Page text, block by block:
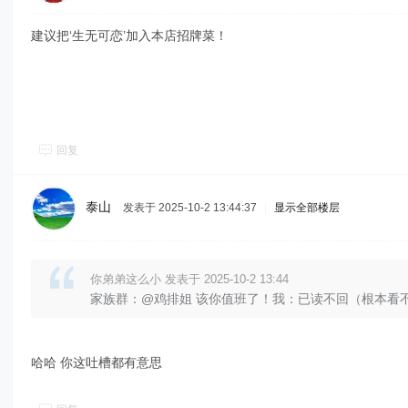
建议把‘生无可恋’加入本店招牌菜！
回复
泰山 发表于 2025-10-2 13:44:37 显示全部楼层
你弟弟这么小 发表于 2025-10-2 13:44
家族群：@鸡排姐 该你值班了！我：已读不回（根本看
哈哈 你这吐槽都有意思